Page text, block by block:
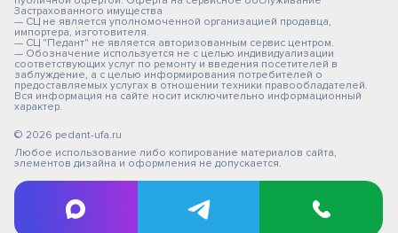
Застрахованного имущества
— СЦ не является уполномоченной организацией продавца,
импортера, изготовителя.
— СЦ "Педант" не является авторизованным сервис центром.
— Обозначение используется не с целью индивидуализации
соответствующих услуг по ремонту и введения посетителей в
заблуждение, а с целью информирования потребителей о
предоставляемых услугах в отношении техники правообладателей.
Вся информация на сайте носит исключительно информационный
характер.
© 2026 pedant-ufa.ru
Любое использование либо копирование материалов сайта,
элементов дизайна и оформления не допускается.